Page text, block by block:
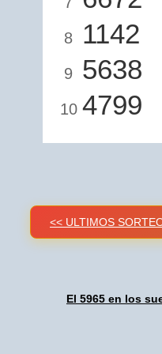
8 1142
9 5638
10 4799
<< ULTIMOS
El 5965 en los